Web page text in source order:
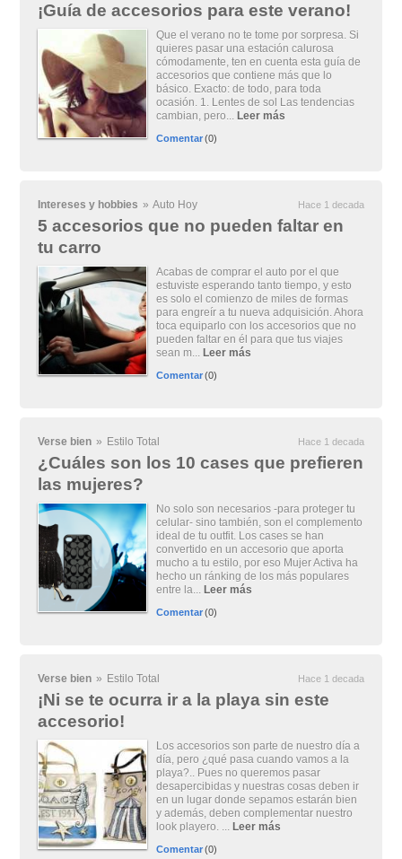
¡Guía de accesorios para este verano!
Que el verano no te tome por sorpresa. Si
quieres pasar una estación calurosa
cómodamente, ten en cuenta esta guía de
accesorios que contiene más que lo
básico. Exacto: de todo, para toda
ocasión. 1. Lentes de sol Las tendencias
cambian, pero... Leer más
Comentar(0)
Intereses y hobbies » Auto Hoy Hace 1 decada
5 accesorios que no pueden faltar en
tu carro
Acabas de comprar el auto por el que
estuviste esperando tanto tiempo, y esto
es solo el comienzo de miles de formas
para engreír a tu nueva adquisición. Ahora
toca equiparlo con los accesorios que no
pueden faltar en él para que tus viajes
sean m... Leer más
Comentar(0)
Verse bien » Estilo Total Hace 1 decada
¿Cuáles son los 10 cases que prefieren
las mujeres?
No solo son necesarios -para proteger tu
celular- sino también, son el complemento
ideal de tu outfit. Los cases se han
convertido en un accesorio que aporta
mucho a tu estilo, por eso Mujer Activa ha
hecho un ránking de los más populares
entre la... Leer más
Comentar(0)
Verse bien » Estilo Total Hace 1 decada
¡Ni se te ocurra ir a la playa sin este
accesorio!
Los accesorios son parte de nuestro día a
día, pero ¿qué pasa cuando vamos a la
playa?.. Pues no queremos pasar
desapercibidas y nuestras cosas deben ir
en un lugar donde sepamos estarán bien
y además, deben complementar nuestro
look playero. ... Leer más
Comentar(0)